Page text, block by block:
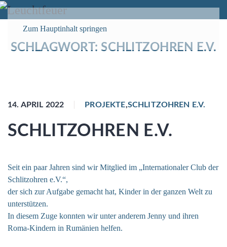
Zum Hauptinhalt springen
SCHLAGWORT: SCHLITZOHREN E.V.
14. APRIL 2022 PROJEKTE,SCHLITZOHREN E.V.
SCHLITZOHREN E.V.
Seit ein paar Jahren sind wir Mitglied im „Internationaler Club der
Schlitzohren e.V.“,
der sich zur Aufgabe gemacht hat, Kinder in der ganzen Welt zu
unterstützen.
In diesem Zuge konnten wir unter anderem Jenny und ihren
Roma-Kindern in Rumänien helfen.